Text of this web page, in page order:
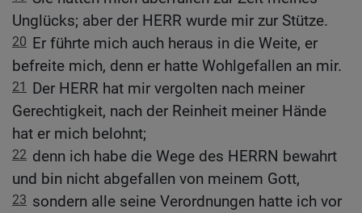
Unglücks; aber der HERR wurde mir zur Stütze.
20 Er führte mich auch heraus in die Weite, er
befreite mich, denn er hatte Wohlgefallen an mir.
21
Der HERR hat mir vergolten nach meiner
Gerechtigkeit, nach der Reinheit meiner Hände
hat er mich belohnt;
22 denn ich habe die Wege des HERRN bewahrt
und bin nicht abgefallen von meinem Gott,
23 sondern alle seine Verordnungen hatte ich vor